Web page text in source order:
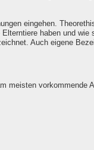
eingehen.
haben und wie
Auch eigene
meisten vorkommende